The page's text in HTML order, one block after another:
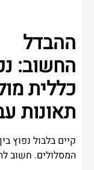
ההבדל
החשוב:
כללית
תאונות
קיים בלבול נפוץ
המסלולים. חשוב